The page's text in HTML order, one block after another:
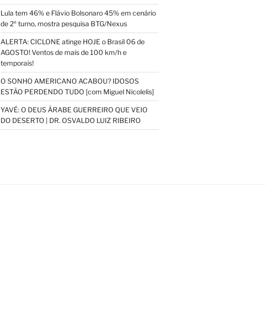
Lula tem 46% e Flávio Bolsonaro 45% em cenário
de 2º turno, mostra pesquisa BTG/Nexus
ALERTA: CICLONE atinge HOJE o Brasil 06 de
AGOSTO! Ventos de mais de 100 km/h e
temporais!
O SONHO AMERICANO ACABOU? IDOSOS
ESTÃO PERDENDO TUDO [com Miguel Nicolelis]
YAVÉ: O DEUS ÁRABE GUERREIRO QUE VEIO
DO DESERTO | DR. OSVALDO LUIZ RIBEIRO